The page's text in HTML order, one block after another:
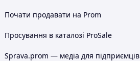
Почати продавати на Prom
Просування в каталозі ProSale
Sprava.prom — медіа для підприємців